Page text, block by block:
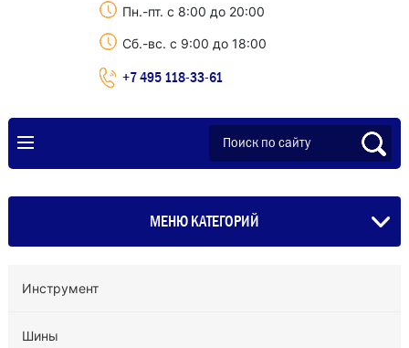
Пн.-пт. с 8:00 до 20:00
Сб.-вс. с 9:00 до 18:00
+7 495 118-33-61
МЕНЮ КАТЕГОРИЙ
Инструмент
Шины